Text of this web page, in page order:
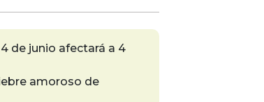
de junio afectará a 4
amoroso de